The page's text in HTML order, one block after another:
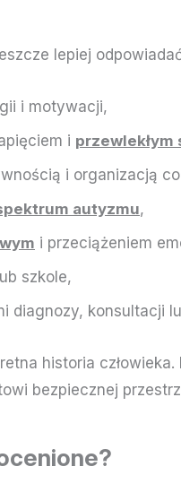
lepiej
i motywacji,
i przewlekłym
i organizacją
autyzmu,
i przeciążeniem
szkole,
diagnozy, konsultacji
historia
bezpiecznej